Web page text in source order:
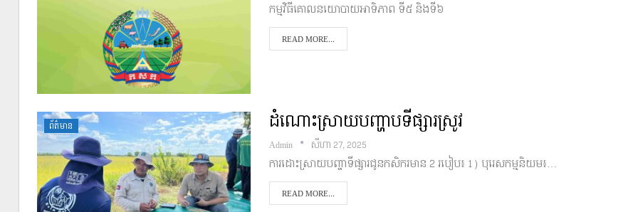
កម្មវិធីគោលនយោបាយអាទិភាព ទី៥ និងទី៦
READ MORE...
ព័ត៌មាន ដំណោះស្រាយបញ្ហាបទីផ្សារស្រូវ
Admin សីហា 27, 2025
ការដោះស្រាយបញ្ហាទីផ្សារជូនកសិករមាន 2 របៀប៖ 1) បុរេសកម្មនិយម៖…
READ MORE...